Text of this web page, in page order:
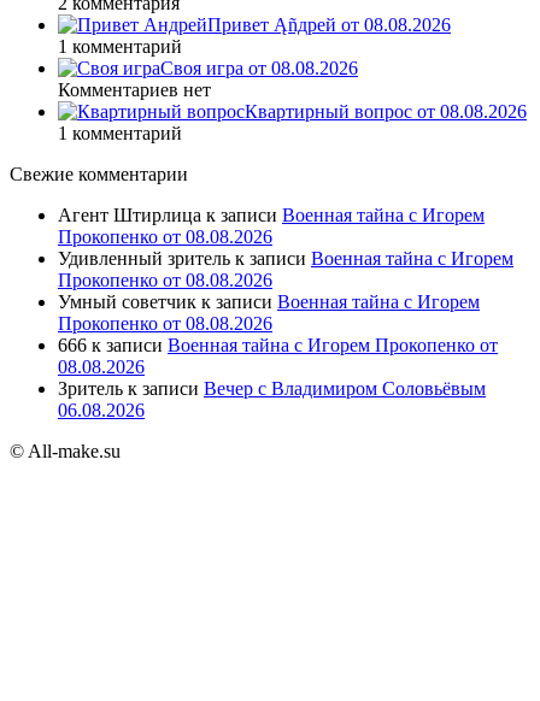
Привет Ąñдpей от 08.08.2026
1 комментарий
Своя игра от 08.08.2026
Комментариев нет
Квартирный вопрос от 08.08.2026
1 комментарий
Свежие комментарии
Агент Штирлица к записи Военная тайна с Игорем
Прокопенко от 08.08.2026
Удивленный зритель к записи Военная тайна с Игорем
Прокопенко от 08.08.2026
Умный советчик к записи Военная тайна с Игорем
Прокопенко от 08.08.2026
666 к записи Военная тайна с Игорем Прокопенко от
08.08.2026
Зритель к записи Вечер с Владимиром Соловьёвым
06.08.2026
© All-make.su